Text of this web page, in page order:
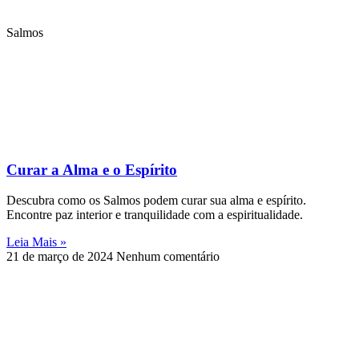
Salmos
Curar a Alma e o Espírito
Descubra como os Salmos podem curar sua alma e espírito.
Encontre paz interior e tranquilidade com a espiritualidade.
Leia Mais »
21 de março de 2024 Nenhum comentário